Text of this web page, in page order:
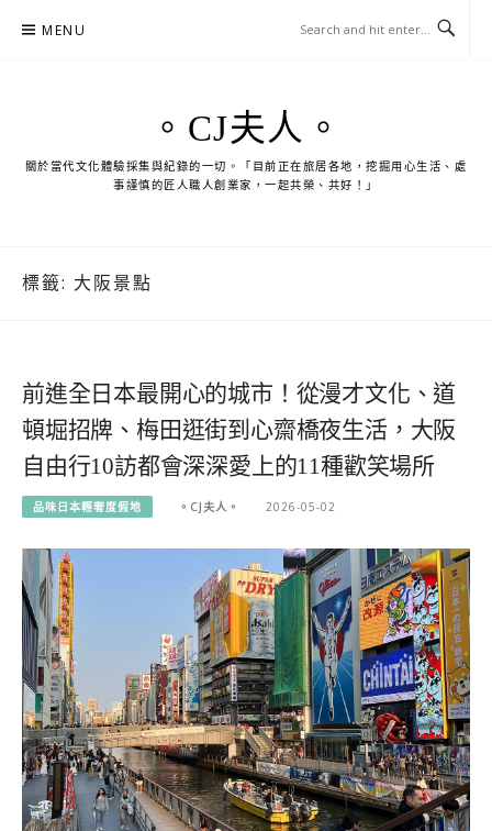
MENU
。CJ夫人。
關於當代文化體驗採集與紀錄的一切。「目前正在旅居各地，挖掘用心生活、處
事謹慎的匠人職人創業家，一起共榮、共好！」
標籤: 大阪景點
前進全日本最開心的城市！從漫才文化、道
頓堀招牌、梅田逛街到心齋橋夜生活，大阪
自由行10訪都會深深愛上的11種歡笑場所
品味日本輕奢度假地 。CJ夫人。 2026-05-02